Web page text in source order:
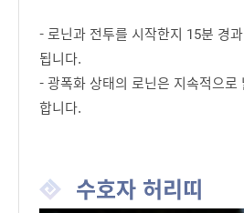
- 로닌과 전투를 시작한지 15분 경
됩니다.
- 광폭화 상태의 로닌은 지속적으로
합니다.
수호자 허리띠